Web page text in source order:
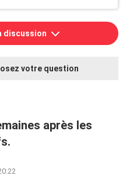
discussion
votre question
après les